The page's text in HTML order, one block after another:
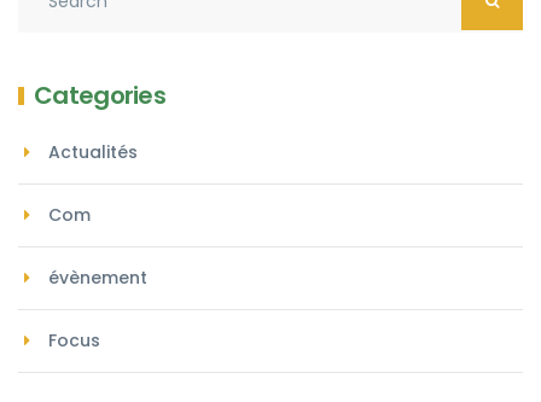
Categories
Actualités
Com
évènement
Focus